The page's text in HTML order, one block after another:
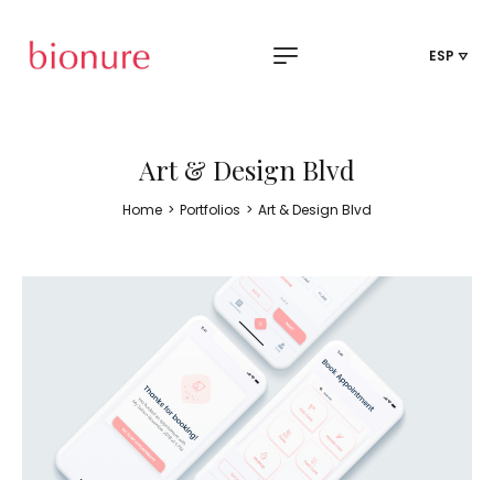
ESP
Art & Design Blvd
Home > Portfolios > Art & Design Blvd